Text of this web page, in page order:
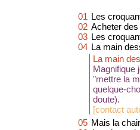
01 Les
02 Acheter
03 Les
04 La main
La main
Magnifique
"mettre la
quelque-
doute).
[contact
05 Mais la